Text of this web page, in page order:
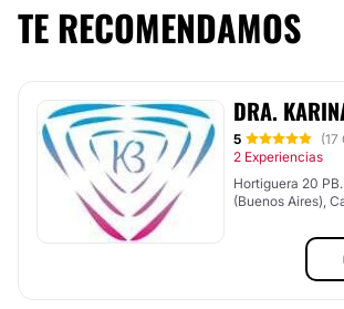
TE RECOMENDAMOS
DRA.
5 (17
2 Experiencias
Hortiguera 20
(Buenos Aires),